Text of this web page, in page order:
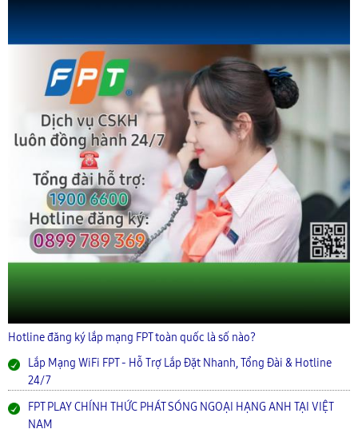
Hotline đăng ký lắp mạng FPT toàn quốc là số nào?
Lắp Mạng WiFi FPT - Hỗ Trợ Lắp Đặt Nhanh, Tổng Đài & Hotline
24/7
FPT PLAY CHÍNH THỨC PHÁT SÓNG NGOẠI HẠNG ANH TẠI VIỆT
NAM